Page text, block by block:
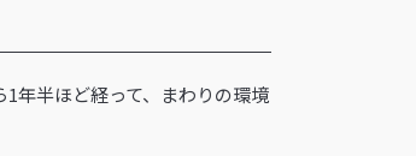
1年半ほど経って、まわりの環境